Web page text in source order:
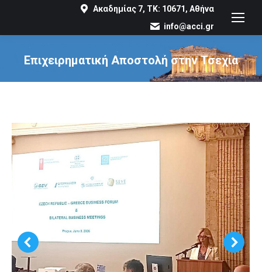
Ακαδημίας 7, ΤΚ: 10671, Αθήνα
info@acci.gr
Επιχειρηματική Αποστολή στην Τσεχία
You are here: